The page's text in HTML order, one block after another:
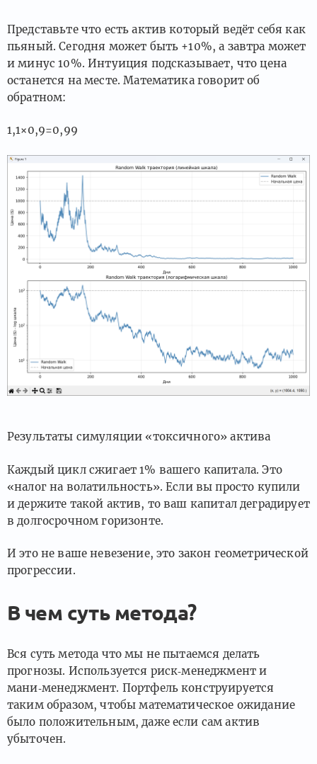
Представьте что есть актив который ведёт себя как
пьяный. Сегодня может быть +10%, а завтра может
и минус 10%. Интуиция подсказывает, что цена
останется на месте. Математика говорит об
обратном:
1,1×0,9=0,99
Результаты симуляции «токсичного» актива
Каждый цикл сжигает 1% вашего капитала. Это
«налог на волатильность». Если вы просто купили
и держите такой актив, то ваш капитал деградирует
в долгосрочном горизонте.
И это не ваше невезение, это закон геометрической
прогрессии.
В чем суть метода?
Вся суть метода что мы не пытаемся делать
прогнозы. Используется риск‑менеджмент и
мани‑менеджмент. Портфель конструируется
таким образом, чтобы математическое ожидание
было положительным, даже если сам актив
убыточен.